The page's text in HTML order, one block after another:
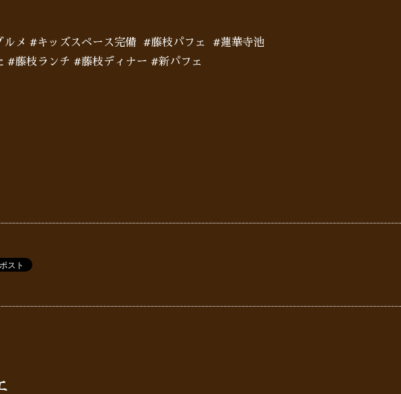
メ #キッズスペース完備 #藤枝パフェ #蓮華寺池
#藤枝ランチ #藤枝ディナー #新パフェ